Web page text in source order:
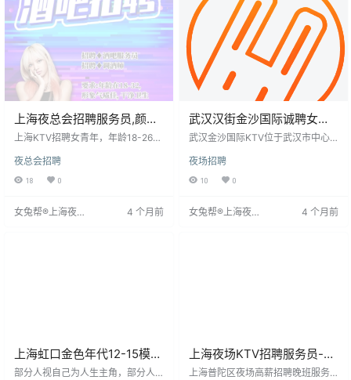
服务态度是关键。
上海夜总会招聘服务员,颜值
与机遇并存,舞台等你
上海KTV招聘女青年，年龄18-26
佳。工作内容为包厢互动，调节氛
围。工作时间20:30-02:00，灵活
无休息。工资日结，根据身高1600-
宿舍、无经验培训等福利。无学历
夜总会招聘
18 0
女兔帮®上海夜场
4 个月前
武汉汉街金沙国际诚聘女服
务员歌手舞蹈
武汉金沙国际KTV位于武汉市中心
V，招聘礼仪、模特、舞蹈歌手。要
求女性，净身高158cm以上，年龄1
8-30岁，形象气质佳，无不良嗜
-1600元不等。工作时间20:00-24:
夜场招聘
10 0
女兔帮®上海夜场
4 个月前
上海虹口金色年代12-15模特
场直招[新人必看.真实酒吧夜
部分人视自己为人生主角，部分人
上海夜场KTV招聘服务员-优
厚待遇-稳定工作-加入我们
上海普陀区夜场高薪招聘晚班服务